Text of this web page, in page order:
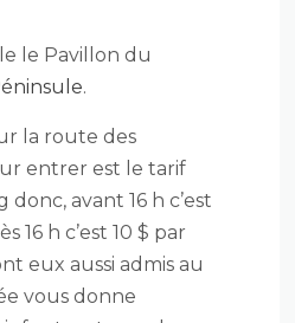
le Pavillon du
.
la route des
entrer est le tarif
avant 16 h c’est
16 h c’est 10 $ par
eux aussi admis au
vous donne